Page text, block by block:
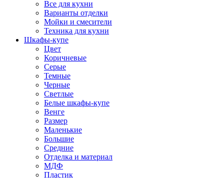
Все для кухни
Варианты отделки
Мойки и смесители
Техника для кухни
Шкафы-купе
Цвет
Коричневые
Серые
Темные
Черные
Светлые
Белые шкафы-купе
Венге
Размер
Маленькие
Большие
Средние
Отделка и материал
МДФ
Пластик